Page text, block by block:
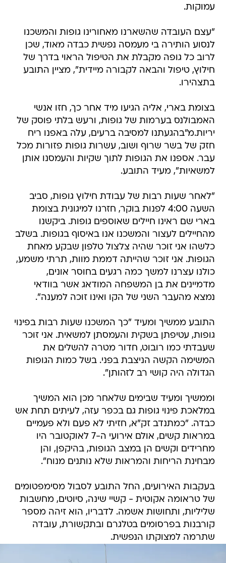
עמוקות.
"עצם העובדה שהשארנו מאחורינו גופות והמשכנו
לנסוע הותירה בי מעמסה נפשית כבדה מאוד, שכן
לרוב כל גופה מקבלת את הטיפול הראוי בדרך של
חילוץ, טיפול והבאה לקבורה מיידית", מציין התובע
בתצהירו.
בצומת בארי, אליה הגיעו מיד אחר כך, חזו אנשי
האמבולנס בערמות של גופות, ורעש בלתי פוסק של
יריות.מ"בהגעתנו למסיבה ברעים, עלה באפנו ריח
חזק של בשר שרוף ושוב, עשרות גופות פזורות מכל
עבר. אספנו את הגופות לתוך שקיות והעמסנו אותן
למשאיות", מעיד התובע.
"לאחר שעות רבות של עבודת חילוץ גופות, סביב
השעה 4:00 לפנות בוקר, חזרנו למיגונית בצומת
בארי שם ראינו חיילים שאוספים גופות. ביקשנו
מהחיילים לעצור והמשכנו אנו באיסוף בגופות. בשלב
כלשהו אני זוכר שהיה צלצול טלפון שבקע מאחת
הגופות. אני זוכר שהייתה דממת מוות, תרתי משמע,
כולנו עצרנו למשך כמה רגעים בחוסר אונים,
מדמיינים את בן המשפחה המודאג אשר בוודאי
נמצא מהעבר השני של הקו ואינו זוכה למענה".
התובע ממשיך ומעיד "כך המשכנו שעות רבות בפינוי
גופות, עטיפתן בשקית והעמסתן למשאית. אני זוכר
שעבדתי כמו רובוט, חדור מטרה להשלים את
המשימה הקשה הניצבת בפני. בשל כמות הגופות
הגדולה היה קושי רב לזהותן".
וממשיך ומעיד שבימים שלאחר מכן הוא המשיך
במלאכת פינוי גופות גם בכפר עזה, לעיתים תחת אש
כבדה. "כמתנדב זק"א, חזיתי לא פעם ולא פעמיים
במראות קשים, אולם אירועי ה-7 לאוקטובר היו
מחרידים וקשים הן במצב הגופות, בהיקפן, והן
מבחינת הריחות והמראות שלא נותנים מנוח".
בעקבות האירועים, החל התובע לסבול מסימפטומים
של טראומה אקוטית - קשיי שינה, סיוטים, מחשבות
שליליות, ותחושות אשמה. לדבריו, הוא זיהה מספר
קורבנות בפרסומים בטלגרם ובתקשורת, עובדה
שתרמה למצוקתו הנפשית.